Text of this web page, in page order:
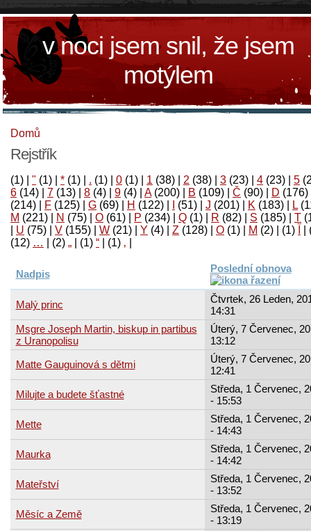
v noci jsem snil, že jsem
motýlem
Domů
Rejstřík
(1) " (1) * (1) . (1) 0 (1) 1 (38) 2 (38) 3 (23) 4 (23) 5
6 (14) 7 (13) 8 (4) 9 (4) A(200) B (109) Č (90) D (176)
(214)
F (125) G (69) H (122) (51) J (201) K (183) L
M (221) N (75) O (61) P (234) Q (1) R (82) S (185) T
U (75) V (155) W (21) Y (4) Z (128) Ο (1) М (2)
(1)
‚
(1)
“
(1)
„
(2)
…
(12)
Nadpis Poslední obnova
Malý princ
Čtvrtek, 26 Leden,
14:31
Msgre Joseph Martin, biskup in partibus
z Uranopolisu
Úterý, 7 Červenec,
13:12
Matte Gauguinová s dětmi
Úterý, 7 Červenec,
12:41
Milujte a budete šťastné
Středa, 1 Červenec,
- 15:53
Mette
Středa, 1 Červenec,
- 14:43
Maurka
Středa, 1 Červenec,
- 14:42
Mateřství
Středa, 1 Červenec,
- 13:52
Měsíc a Země
Středa, 1 Červenec,
- 13:19